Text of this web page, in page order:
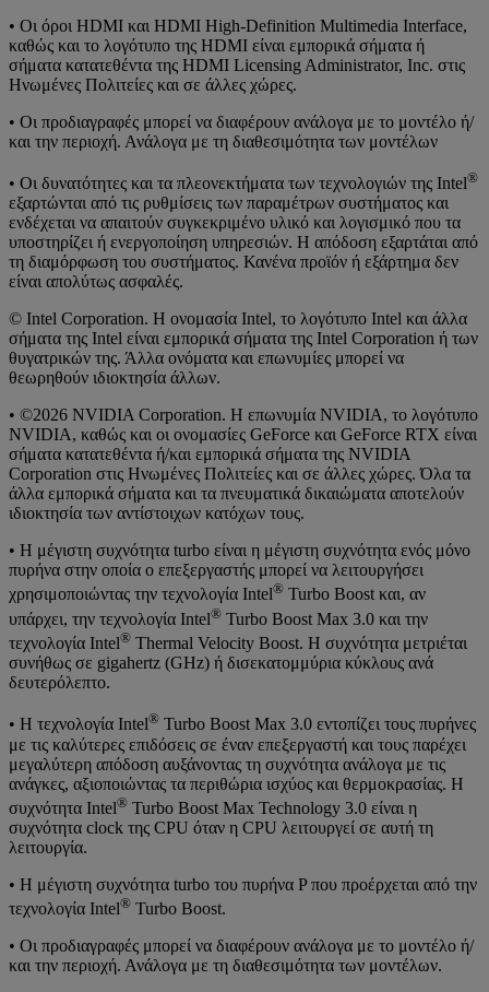
• Οι όροι HDMI και HDMI High-Definition Multimedia Interface,
καθώς και το λογότυπο της HDMI είναι εμπορικά σήματα ή
σήματα κατατεθέντα της HDMI Licensing Administrator, Inc. στις
Ηνωμένες Πολιτείες και σε άλλες χώρες.
• Οι προδιαγραφές μπορεί να διαφέρουν ανάλογα με το μοντέλο ή/
και την περιοχή. Ανάλογα με τη διαθεσιμότητα των μοντέλων
• Οι δυνατότητες και τα πλεονεκτήματα των τεχνολογιών της Intel®
εξαρτώνται από τις ρυθμίσεις των παραμέτρων συστήματος και
ενδέχεται να απαιτούν συγκεκριμένο υλικό και λογισμικό που τα
υποστηρίζει ή ενεργοποίηση υπηρεσιών. Η απόδοση εξαρτάται από
τη διαμόρφωση του συστήματος. Κανένα προϊόν ή εξάρτημα δεν
είναι απολύτως ασφαλές.
© Intel Corporation. Η ονομασία Intel, το λογότυπο Intel και άλλα
σήματα της Intel είναι εμπορικά σήματα της Intel Corporation ή των
θυγατρικών της. Άλλα ονόματα και επωνυμίες μπορεί να
θεωρηθούν ιδιοκτησία άλλων.
• ©2026 NVIDIA Corporation. Η επωνυμία NVIDIA, το λογότυπο
NVIDIA, καθώς και οι ονομασίες GeForce και GeForce RTX είναι
σήματα κατατεθέντα ή/και εμπορικά σήματα της NVIDIA
Corporation στις Ηνωμένες Πολιτείες και σε άλλες χώρες. Όλα τα
άλλα εμπορικά σήματα και τα πνευματικά δικαιώματα αποτελούν
ιδιοκτησία των αντίστοιχων κατόχων τους.
• Η μέγιστη συχνότητα turbo είναι η μέγιστη συχνότητα ενός μόνο
πυρήνα στην οποία ο επεξεργαστής μπορεί να λειτουργήσει
χρησιμοποιώντας την τεχνολογία Intel® Turbo Boost και, αν
υπάρχει, την τεχνολογία Intel® Turbo Boost Max 3.0 και την
τεχνολογία Intel® Thermal Velocity Boost. Η συχνότητα μετριέται
συνήθως σε gigahertz (GHz) ή δισεκατομμύρια κύκλους ανά
δευτερόλεπτο.
• Η τεχνολογία Intel® Turbo Boost Max 3.0 εντοπίζει τους πυρήνες
με τις καλύτερες επιδόσεις σε έναν επεξεργαστή και τους παρέχει
μεγαλύτερη απόδοση αυξάνοντας τη συχνότητα ανάλογα με τις
ανάγκες, αξιοποιώντας τα περιθώρια ισχύος και θερμοκρασίας. Η
συχνότητα Intel® Turbo Boost Max Technology 3.0 είναι η
συχνότητα clock της CPU όταν η CPU λειτουργεί σε αυτή τη
λειτουργία.
• Η μέγιστη συχνότητα turbo του πυρήνα P που προέρχεται από την
τεχνολογία Intel® Turbo Boost.
• Οι προδιαγραφές μπορεί να διαφέρουν ανάλογα με το μοντέλο ή/
και την περιοχή. Ανάλογα με τη διαθεσιμότητα των μοντέλων.